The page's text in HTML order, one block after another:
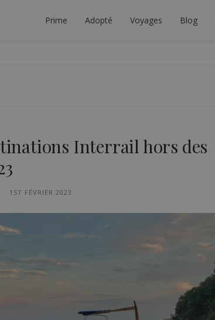
Prime Adopté Voyages Blog
INTERRAIL
Interrail hors des
1ST FÉVRIER 2023